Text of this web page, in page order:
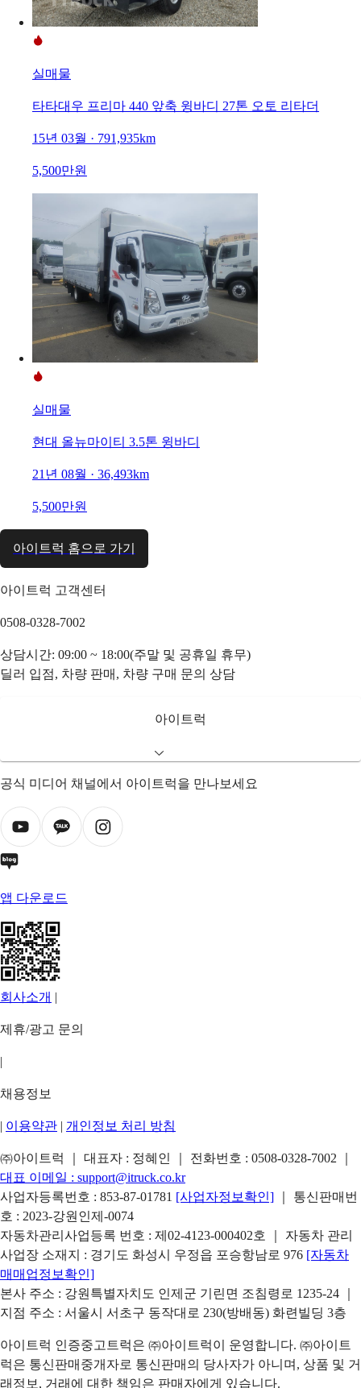
실매물
타타대우 프리마 440 앞축 윙바디 27톤 오토 리타더
15년 03월 · 791,935km
5,500만원
실매물
현대 올뉴마이티 3.5톤 윙바디
21년 08월 · 36,493km
5,500만원
아이트럭 홈으로 가기
아이트럭 고객센터
0508-0328-7002
상담시간: 09:00 ~ 18:00(주말 및 공휴일 휴무)
딜러 입점, 차량 판매, 차량 구매 문의 상담
아이트럭
공식 미디어 채널에서 아이트럭을 만나보세요
앱 다운로드
회사소개 |
제휴/광고 문의
|
채용정보
| 이용약관 | 개인정보 처리 방침
㈜아이트럭 ｜ 대표자 : 정혜인 ｜ 전화번호 : 0508-0328-7002
대표 이메일 : support@itruck.co.kr
사업자등록번호 : 853-87-01781 [사업자정보확인]
｜ 통신판매번
호 : 2023-강원인제-0074
자동차관리사업등록 번호 : 제02-4123-000402호 ｜ 자동차 관리
사업장 소재지 : 경기도 화성시 우정읍 포승항남로 976 [자동차
매매업정보확인]
본사 주소 : 강원특별자치도 인제군 기린면 조침령로 1235-24 ｜
지점 주소 : 서울시 서초구 동작대로 230(방배동) 화련빌딩 3층
아이트럭 인증중고트럭은 ㈜아이트럭이 운영합니다. ㈜아이트
럭은 통신판매중개자로 통신판매의 당사자가 아니며, 상품 및 거
래정보, 거래에 대한 책임은 판매자에게 있습니다.